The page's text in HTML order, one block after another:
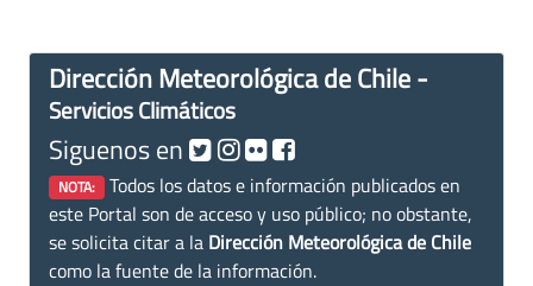
Dirección Meteorológica de Chile -
Servicios Climáticos
Siguenos en
NOTA: Todos los datos e información publicados en
este Portal son de acceso y uso público; no obstante,
se solicita citar a la Dirección Meteorológica de Chile
como la fuente de la información.